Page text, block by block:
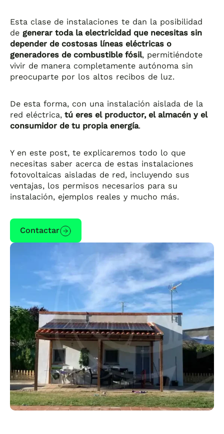
Esta clase de instalaciones te dan la posibilidad
de generar toda la electricidad que necesitas sin
depender de costosas líneas eléctricas o
generadores de combustible fósil, permitiéndote
vivir de manera completamente autónoma sin
preocuparte por los altos recibos de luz.
De esta forma, con una instalación aislada de la
red eléctrica, tú eres el productor, el almacén y el
consumidor de tu propia energía.
Y en este post, te explicaremos todo lo que
necesitas saber acerca de estas instalaciones
fotovoltaicas aisladas de red, incluyendo sus
ventajas, los permisos necesarios para su
instalación, ejemplos reales y mucho más.
Contactar